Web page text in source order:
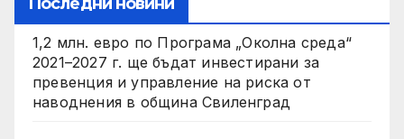
1,2 млн. евро по Програма „Околна среда“
2021–2027 г. ще бъдат инвестирани за
превенция и управление на риска от
наводнения в община Свиленград